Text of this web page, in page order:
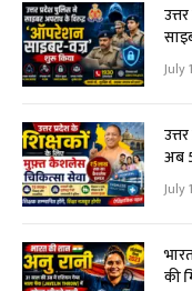
July
अब
July
की